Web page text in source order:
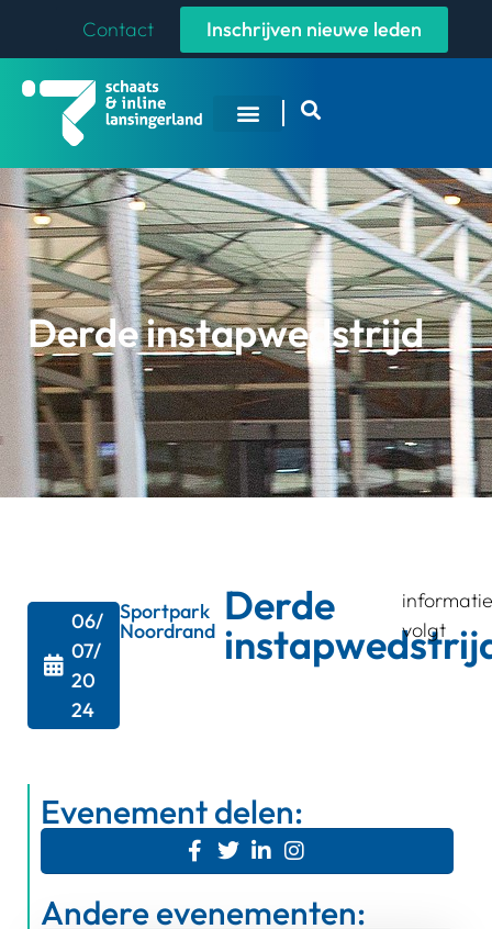
Inschrijven nieuwe leden
Contact
Derde instapwedstrijd
06/
07/
20
24
Sportpark
Noordrand
Derde
informatie
volgt
Evenement delen:
Andere evenementen: